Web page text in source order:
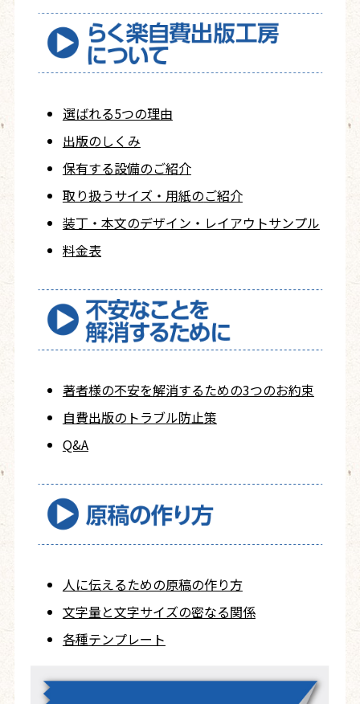
選ばれる5つの理由
出版のしくみ
保有する設備のご紹介
取り扱うサイズ・用紙のご紹介
装丁・本文のデザイン・レイアウトサンプル
料金表
著者様の不安を解消するための3つのお約束
自費出版の トラブル防止策
Q&A
人に伝えるための原稿の作り方
文字量と文字サイズの密なる関係
各種テンプレート